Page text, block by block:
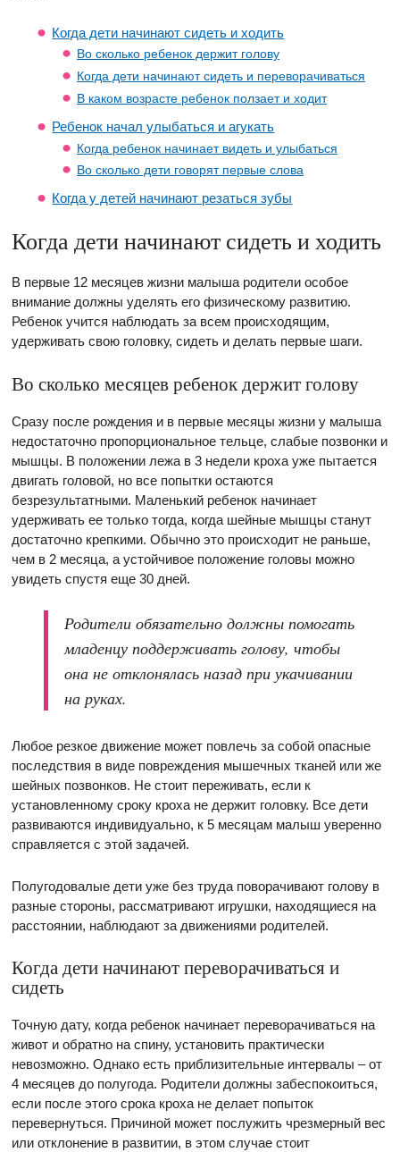
Когда дети начинают сидеть и ходить
Во сколько ребенок держит голову
Когда дети начинают сидеть и переворачиваться
В каком возрасте ребенок ползает и ходит
Ребенок начал улыбаться и агукать
Когда ребенок начинает видеть и улыбаться
Во сколько дети говорят первые слова
Когда у детей начинают резаться зубы
Когда дети начинают сидеть и ходить
В первые 12 месяцев жизни малыша родители особое
внимание должны уделять его физическому развитию.
Ребенок учится наблюдать за всем происходящим,
удерживать свою головку, сидеть и делать первые шаги.
Во сколько месяцев ребенок держит голову
Сразу после рождения и в первые месяцы жизни у малыша
недостаточно пропорциональное тельце, слабые позвонки и
мышцы. В положении лежа в 3 недели кроха уже пытается
двигать головой, но все попытки остаются
безрезультатными. Маленький ребенок начинает
удерживать ее только тогда, когда шейные мышцы станут
достаточно крепкими. Обычно это происходит не раньше,
чем в 2 месяца, а устойчивое положение головы можно
увидеть спустя еще 30 дней.
Родители обязательно должны помогать
младенцу поддерживать голову, чтобы
она не отклонялась назад при укачивании
на руках.
Любое резкое движение может повлечь за собой опасные
последствия в виде повреждения мышечных тканей или же
шейных позвонков. Не стоит переживать, если к
установленному сроку кроха не держит головку. Все дети
развиваются индивидуально, к 5 месяцам малыш уверенно
справляется с этой задачей.
Полугодовалые дети уже без труда поворачивают голову в
разные стороны, рассматривают игрушки, находящиеся на
расстоянии, наблюдают за движениями родителей.
Когда дети начинают переворачиваться и
сидеть
Точную дату, когда ребенок начинает переворачиваться на
живот и обратно на спину, установить практически
невозможно. Однако есть приблизительные интервалы – от
4 месяцев до полугода. Родители должны забеспокоиться,
если после этого срока кроха не делает попыток
перевернуться. Причиной может послужить чрезмерный вес
или отклонение в развитии, в этом случае стоит